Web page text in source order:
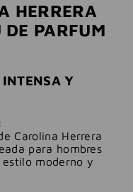
HERRERA
PARFUM
Y
Carolina Herrera
para hombres
moderno y